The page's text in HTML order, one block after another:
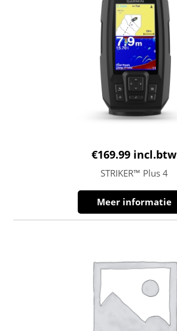
€169.99 incl.btw
STRIKER™ Plus 4
Meer informatie